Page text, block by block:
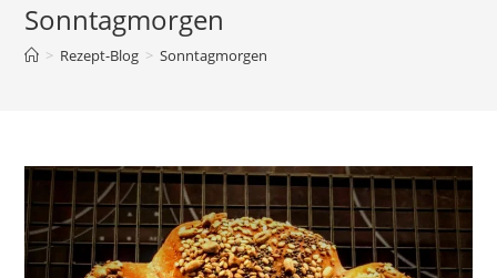
Sonntagmorgen
> Rezept-Blog > Sonntagmorgen